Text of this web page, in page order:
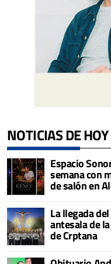
NOTICIAS DE HOY
Espacio
semana con
de salón en
La llegada
antesala de
de Crptana